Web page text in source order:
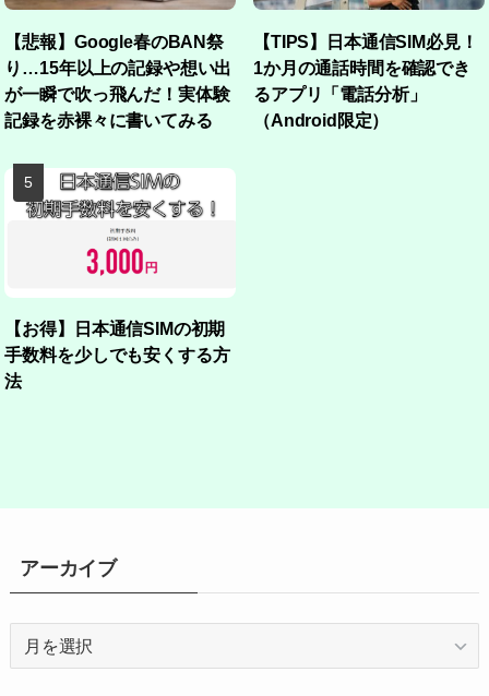
【悲報】Google春のBAN祭
り…15年以上の記録や想い出
が一瞬で吹っ飛んだ！実体験
記録を赤裸々に書いてみる
【TIPS】日本通信SIM必見！
1か月の通話時間を確認でき
るアプリ「電話分析」
（Android限定）
【お得】日本通信SIMの初期
手数料を少しでも安くする方
法
アーカイブ